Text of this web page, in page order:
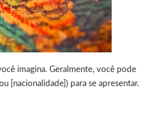
imagina. Geralmente, você pode
[nacionalidade]) para se apresentar.